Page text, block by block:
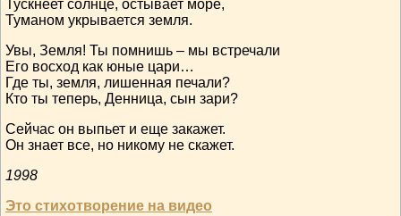
Тускнеет солнце, остывает море,
Туманом укрывается земля.
Увы, Земля! Ты помнишь – мы встречали
Его восход как юные цари…
Где ты, земля, лишенная печали?
Кто ты теперь, Денница, сын зари?
Сейчас он выпьет и еще закажет.
Он знает все, но никому не скажет.
1998
Это стихотворение на видео